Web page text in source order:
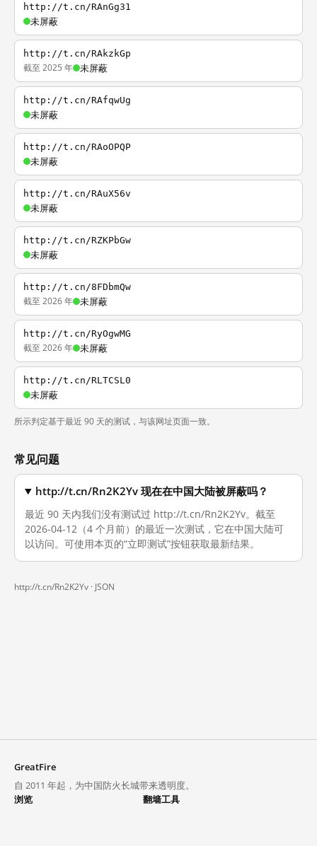
http://t.cn/RAnGg31
未屏蔽
http://t.cn/RAkzkGp
截至 2025 年 未屏蔽
http://t.cn/RAfqwUg
未屏蔽
http://t.cn/RAoOPQP
未屏蔽
http://t.cn/RAuX56v
未屏蔽
http://t.cn/RZKPbGw
未屏蔽
http://t.cn/8FDbmQw
截至 2026 年 未屏蔽
http://t.cn/RyOgwMG
截至 2026 年 未屏蔽
http://t.cn/RLTCSL0
未屏蔽
所示判定基于最近 90 天的测试，与该网址页面一致。
常见问题
http://t.cn/Rn2K2Yv 现在在中国大陆被屏蔽吗？
最近 90 天内我们没有测试过 http://t.cn/Rn2K2Yv。截至
2026-04-12（4 个月前）的最近一次测试，它在中国大陆可
以访问。可使用本页的“立即测试”按钮获取最新结果。
http://t.cn/Rn2K2Yv · JSON
GreatFire
自 2011 年起，为中国防火长城带来透明度。
浏览
翻墙工具